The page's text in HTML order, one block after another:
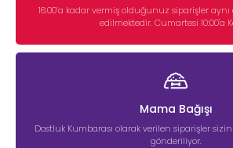
16:00’a kadar vermiş olduğunuz siparişler
edilmektedir. Cumartesi 10:00'a
Mama Bağışı
Dostluk Kumbarası olarak verilen siparişler
gönderiliyor.